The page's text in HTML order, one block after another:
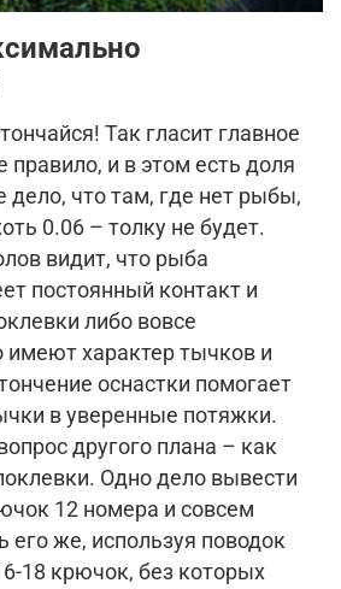
Так гласит главное
правило, и в этом есть доля
дело, что там, где нет рыбы,
0.06 – толку не будет.
видит, что рыба
постоянный контакт и
либо вовсе
имеют характер тычков и
оснастки помогает
в уверенные потяжки.
другого плана – как
Одно дело вывести
12 номера и совсем
его же, используя поводок
18 крючок, без которых